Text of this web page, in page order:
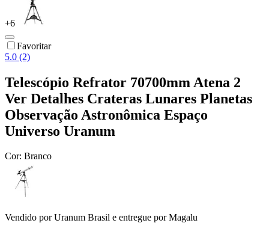
+6
Favoritar
5.0 (2)
Telescópio Refrator 70700mm Atena 2
Ver Detalhes Crateras Lunares Planetas
Observação Astronômica Espaço
Universo Uranum
Cor: Branco
Vendido porUranum Brasil e entregue por Magalu